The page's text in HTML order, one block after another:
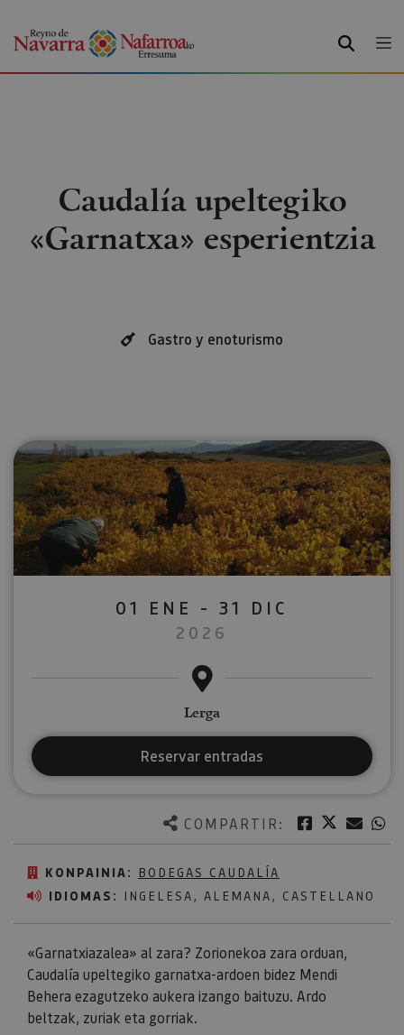
BILATU
Caudalía upeltegiko
«Garnatxa» esperientzia
Gastro y enoturismo
COMPARTIR: Facebook
Twitter
KONPAINIA: BODEGAS CAUDALÍA
IDIOMAS: INGELESA, ALEMANA, CASTELLANO
«Garnatxiazalea» al zara? Zorionekoa zara orduan,
Caudalía upeltegiko garnatxa-ardoen bidez Mendi
Behera ezagutzeko aukera izango baituzu. Ardo
beltzak, zuriak eta gorriak.
01 ENE - 31 DIC
2026
Lerga
Reservar entradas